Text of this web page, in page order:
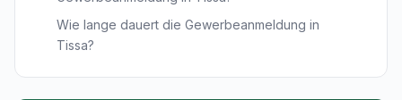
Wie lange dauert die Gewerbeanmeldung in
Tissa?